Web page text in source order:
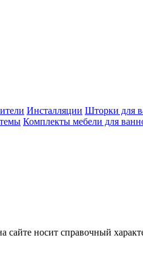
Инсталляции Шторки для
Комплекты мебели для
носит справочный